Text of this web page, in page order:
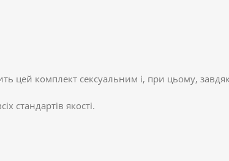
цей комплект сексуальним і, при цьому,
стандартів якості.